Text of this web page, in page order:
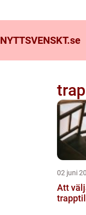
NYTTSVENSKT.se
02 juni
Att